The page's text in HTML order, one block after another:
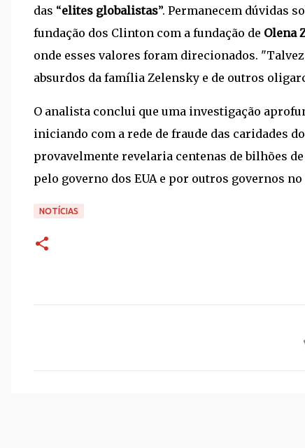
das “elites globalistas”. Permanecem dúvidas
fundação dos Clinton com a fundação de Olena
onde esses valores foram direcionados.
absurdos da família Zelensky e de outros
O analista conclui que uma investigação
iniciando com a rede de fraude das caridades
provavelmente revelaria centenas de bilhões
pelo governo dos EUA e por outros governos
NOTÍCIAS